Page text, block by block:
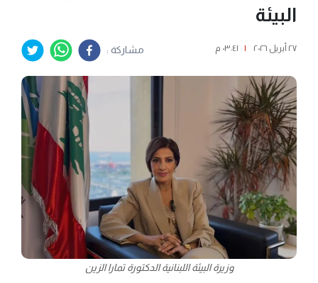
البيئة
٢٧ أبريل ٢٠٢٦ | ٠٣:٤١ م مشاركة :
وزيرة البيئة اللبنانية الدكتورة تمارا الزين